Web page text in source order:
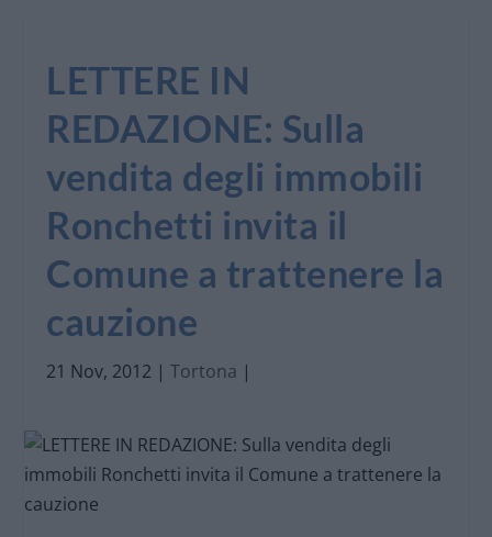
LETTERE IN
REDAZIONE: Sulla
vendita degli immobili
Ronchetti invita il
Comune a trattenere la
cauzione
21 Nov, 2012 |Tortona |